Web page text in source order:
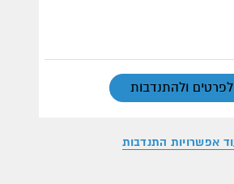
לפרטים ולהתנדבות
אפשרויות התנדבות